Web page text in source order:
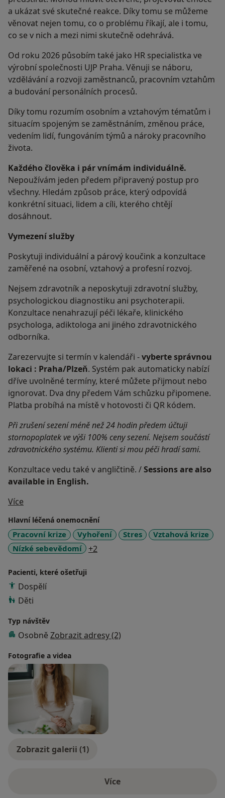
a ukázat své skutečné reakce. Díky tomu se můžeme
věnovat nejen tomu, co o problému říkají, ale i tomu,
co se v nich a mezi nimi skutečně odehrává.
Od roku 2026 působím také jako HR specialistka ve
výrobní společnosti UJP Praha. Věnuji se náboru,
vzdělávání a rozvoji zaměstnanců, pracovním vztahům
a budování personálních procesů.
Díky tomu rozumím osobním a vztahovým tématům i
situacím spojeným se zaměstnáním, změnou práce,
vedením lidí, fungováním týmů a nároky pracovního
života.
Každého člověka i pár vnímám individuálně.
Nepoužívám jeden předem připravený postup pro
všechny. Hledám způsob práce, který odpovídá
konkrétní situaci, lidem a cíli, kterého chtějí
dosáhnout.
Vymezení služby
Poskytuji individuální a párový koučink a konzultace
zaměřené na osobní, vztahový a profesní rozvoj.
Nejsem zdravotník a neposkytuji zdravotní služby,
psychologickou diagnostiku ani psychoterapii.
Konzultace nenahrazují péči lékaře, klinického
psychologa, adiktologa ani jiného zdravotnického
odborníka.
Zarezervujte si termín v kalendáři -vyberte správnou
lokaci : Praha/Plzeň. Systém pak automaticky nabízí
dříve uvolněné termíny, které můžete přijmout nebo
ignorovat. Dva dny předem Vám schůzku připomene.
Platba probíhá na místě v hotovosti či QR kódem.
Při zrušení sezení méně než 24 hodin předem účtuji
stornopoplatek ve výši 100% ceny sezení. Nejsem součástí
zdravotnického systému. Klienti si mou péči hradí sami.
Konzultace vedu také v angličtině. /Sessions are also
available in English.
Více
Hlavní léčená onemocnění
Pracovní krize Vyhoření Stres
Vztahová krize
Nízké sebevědomí
+2a11y_sr_more_diseases
Pacienti, které ošetřuji
Dospělí
Děti
Typ návštěv
Osobně Zobrazit adresy (2)
Fotografie a videa
Zobrazit galerii (1)
Víceo zkušenostech